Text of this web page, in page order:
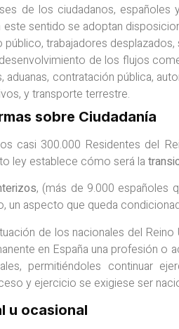
de los ciudadanos,
este sentido se adoptan
trabajadores
de los flujos
aduanas, contratación pública,
y transporte terrestre.
sobre Ciudadanía
casi 300.000 Residentes del
ley establece cómo será la
, (más de 9.000 españoles
un aspecto que queda
de los nacionales del
en España una profesión o
permitiéndoles continuar
y ejercicio se exigiese ser
u ocasional